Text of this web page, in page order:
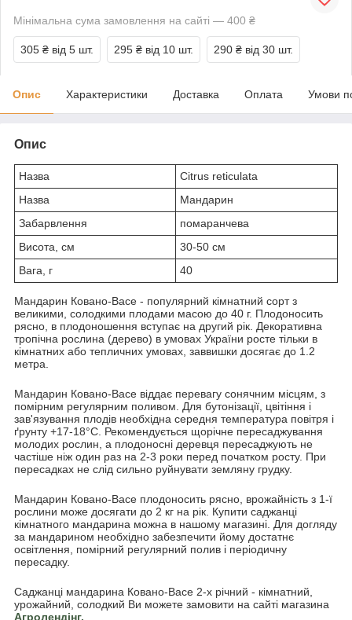
Мінімальна сума замовлення на сайті — 400 ₴
305 ₴ від 5 шт. 295 ₴ від 10 шт. 290 ₴ від 30 шт.
Опис Характеристики Доставка Оплата Умови
Опис
Назва
Сitrus reticulata
Назва
Мандарин
Забарвлення
помаранчева
Висота, см
30-50 см
Вага, г
40
Мандарин Ковано-Васе - популярний кімнатний сорт з
великими, солодкими плодами масою до 40 г. Плодоносить
рясно, в плодоношення вступає на другий рік. Декоративна
тропічна рослина (дерево) в умовах України росте тільки в
кімнатних або тепличних умовах, заввишки досягає до 1.2
метра.
Мандарин Ковано-Васе віддає перевагу сонячним місцям, з
помірним регулярним поливом. Для бутонізації, цвітіння і
зав'язування плодів необхідна середня температура повітря і
ґрунту +17-18°C. Рекомендується щорічне пересаджування
молодих рослин, а плодоносні деревця пересаджують не
частіше ніж один раз на 2-3 роки перед початком росту. При
пересадках не слід сильно руйнувати земляну грудку.
Мандарин Ковано-Васе плодоносить рясно, врожайність з 1-ї
рослини може досягати до 2 кг на рік. Купити саджанці
кімнатного мандарина можна в нашому магазині. Для догляду
за мандарином необхідно забезпечити йому достатнє
освітлення, помірний регулярний полив і періодичну
пересадку.
Саджанці мандарина Ковано-Васе 2-х річний - кімнатний,
урожайний, солодкий Ви можете замовити на сайті магазина
Агролендінг.